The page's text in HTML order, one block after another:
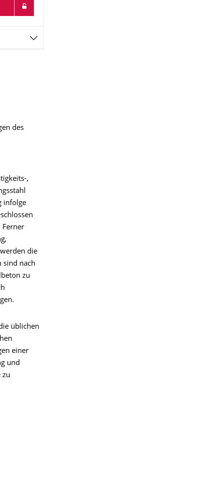
des
,
infolge
Ferner
die
sind nach
zu
üblichen
einer
und
zu